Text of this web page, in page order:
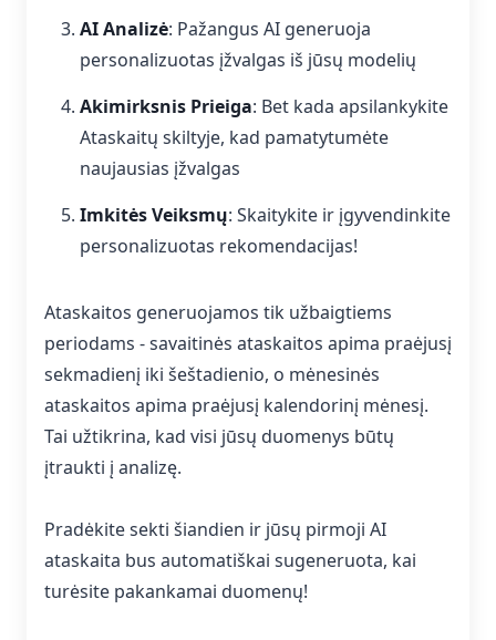
AI Analizė: Pažangus AI generuoja
personalizuotas įžvalgas iš jūsų modelių
Akimirksnis Prieiga: Bet kada apsilankykite
Ataskaitų skiltyje, kad pamatytumėte
naujausias įžvalgas
Imkitės Veiksmų: Skaitykite ir įgyvendinkite
personalizuotas rekomendacijas!
Ataskaitos generuojamos tik užbaigtiems
periodams - savaitinės ataskaitos apima praėjusį
sekmadienį iki šeštadienio, o mėnesinės
ataskaitos apima praėjusį kalendorinį mėnesį.
Tai užtikrina, kad visi jūsų duomenys būtų
įtraukti į analizę.
Pradėkite sekti šiandien ir jūsų pirmoji AI
ataskaita bus automatiškai sugeneruota, kai
turėsite pakankamai duomenų!